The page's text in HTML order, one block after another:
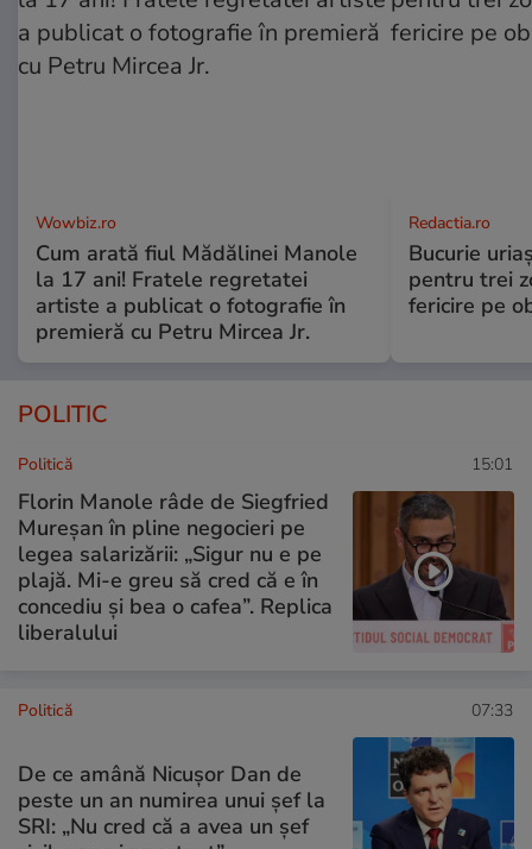
Wowbiz.ro
Cum arată fiul Mădălinei Manole
la 17 ani! Fratele regretatei
artiste a publicat o fotografie în
premieră cu Petru Mircea Jr.
Redactia.ro
Bucurie
pentru trei
fericire pe
POLITIC
Politică 15:01
Florin Manole râde de Siegfried
Mureșan în pline negocieri pe
legea salarizării: „Sigur nu e pe
plajă. Mi-e greu să cred că e în
concediu și bea o cafea”. Replica
liberalului
Politică 07:33
De ce amână Nicușor Dan de
peste un an numirea unui șef la
SRI: „Nu cred că a avea un şef